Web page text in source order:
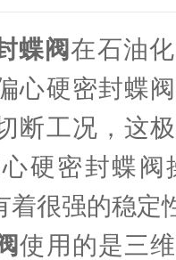
蝶阀在石油
心硬密封蝶
断工况，这
硬密封蝶阀
着很强的稳定
使用的是三